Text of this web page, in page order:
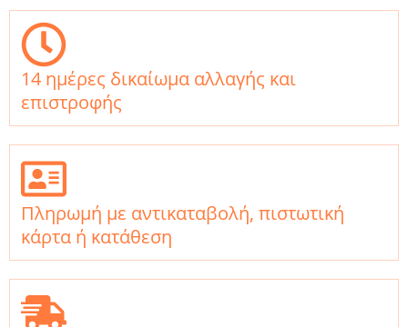
14 ημέρες δικαίωμα αλλαγής και
επιστροφής
Πληρωμή με αντικαταβολή, πιστωτική
κάρτα ή κατάθεση